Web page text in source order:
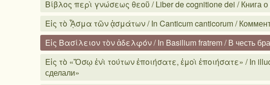
Βίβλος περὶ γνώσεως θεοῦ / Liber de cognitione dei / Книга о
Εἰς τὸ ᾎσμα τῶν ᾀσμάτων / In Canticum canticorum /
Εἰς Βασίλειον τὸν ἀδελφόν / In Basilium fratrem / В честь
Εἰς τὸ «Ὅσῳ ἑνὶ τούτων ἐποιήσατε, ἐμοὶ ἐποιήσατε» / In
сделали»